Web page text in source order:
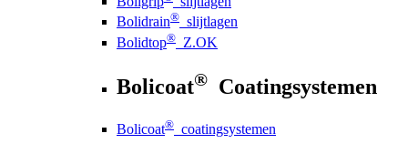
Bolidrain® slijtlagen
Bolidtop® Z.OK
Bolicoat® Coatingsystemen
Bolicoat® coatingsystemen